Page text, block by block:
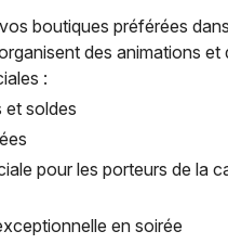
boutiques préférées
des animations et
:
et soldes
pour les porteurs de la
en soirée